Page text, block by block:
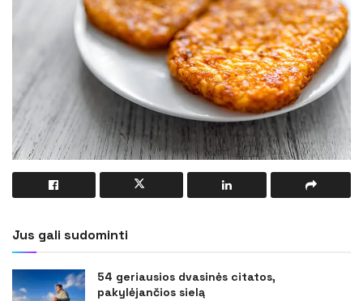
Jus gali sudominti
54 geriausios dvasinės citatos,
pakylėjančios sielą